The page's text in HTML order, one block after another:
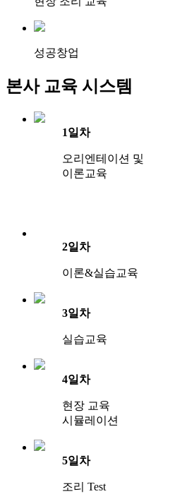
성공창업
본사 교육 시스템
1일차
오리엔테이션 및
이론교육
2일차
이론&실습교육
3일차
실습교육
4일차
현장 교육
시뮬레이션
5일차
조리 Test